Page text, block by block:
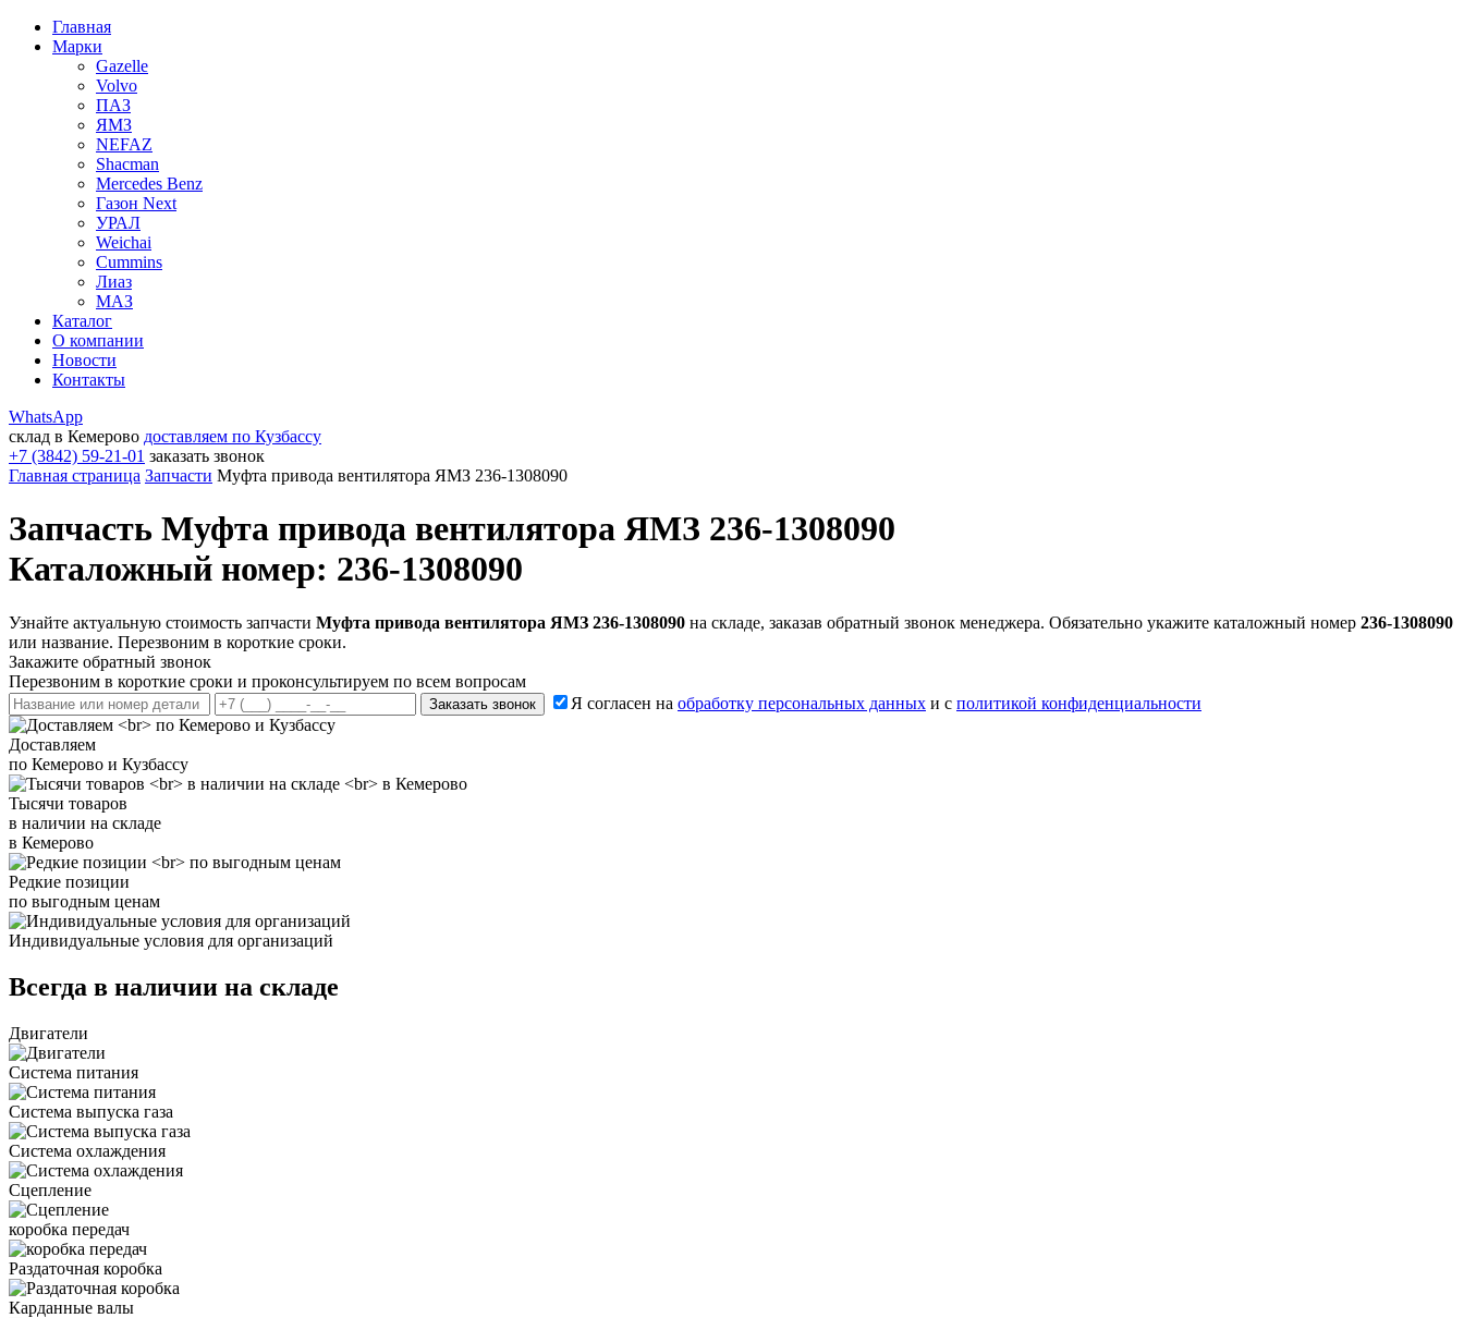
Главная
Марки
Gazelle
Volvo
ПАЗ
ЯМЗ
NEFAZ
Shacman
Mercedes Benz
Газон Next
УРАЛ
Weichai
Cummins
Лиаз
МАЗ
Каталог
О компании
Новости
Контакты
WhatsApp
склад в Кемерово доставляем по Кузбассу
+7 (3842) 59-21-01 заказать звонок
Главная страница Запчасти Муфта привода вентилятора ЯМЗ 236-1308090
Запчасть Муфта привода вентилятора ЯМЗ 236-1308090
Каталожный номер: 236-1308090
Узнайте актуальную стоимость запчасти Муфта привода вентилятора ЯМЗ 236-1308090 на складе, заказав обратный звонок менеджера. Обязательно укажите каталожный номер 236-1308090
или название. Перезвоним в короткие сроки.
Закажите обратный звонок
Перезвоним в короткие сроки и проконсультируем по всем вопросам
Заказать звонок Я согласен на обработку персональных данных и с политикой конфиденциальности
Доставляем
по Кемерово и Кузбассу
Тысячи товаров
в наличии на складе
в Кемерово
Редкие позиции
по выгодным ценам
Индивидуальные условия для организаций
Всегда в наличии на складе
Двигатели
Система питания
Система выпуска газа
Система охлаждения
Сцепление
коробка передач
Раздаточная коробка
Карданные валы